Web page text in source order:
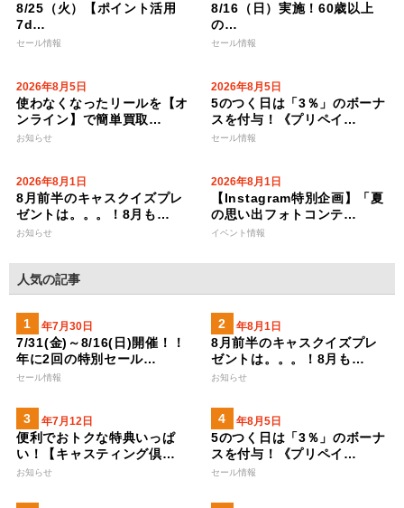
8/25（火）【ポイント活用
7d…
セール情報
8/16（日）実施！60歳以上
の…
セール情報
2026年8月5日
使わなくなったリールを【オ
ンライン】で簡単買取…
お知らせ
2026年8月5日
5のつく日は「3％」のボーナ
スを付与！《プリペイ…
セール情報
2026年8月1日
8月前半のキャスクイズプレ
ゼントは。。。！8月も…
お知らせ
2026年8月1日
【Instagram特別企画】「夏
の思い出フォトコンテ…
イベント情報
人気の記事
2026年7月30日
7/31(金)～8/16(日)開催！！
年に2回の特別セール…
セール情報
2026年8月1日
8月前半のキャスクイズプレ
ゼントは。。。！8月も…
お知らせ
2023年7月12日
便利でおトクな特典いっぱ
い！【キャスティング倶…
お知らせ
2026年8月5日
5のつく日は「3％」のボーナ
スを付与！《プリペイ…
セール情報